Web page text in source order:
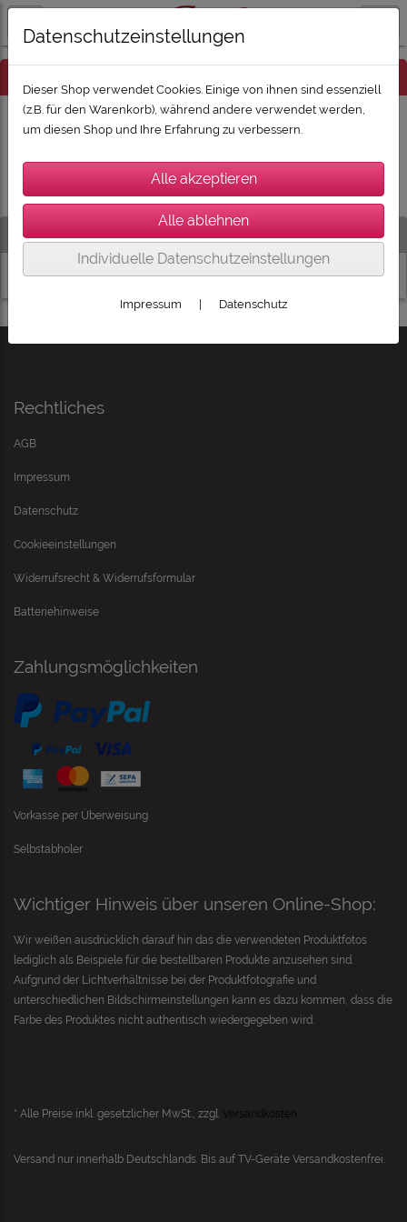
Rechtliches
AGB
Impressum
Datenschutz
Cookieeinstellungen
Widerrufsrecht & Widerrufsformular
Batteriehinweise
Zahlungsmöglichkeiten
Vorkasse per Überweisung
Selbstabholer
Wichtiger Hinweis über unseren Online-Shop:
Wir weißen ausdrücklich darauf hin das die verwendeten Produktfotos
lediglich als Beispiele für die bestellbaren Produkte anzusehen sind.
Aufgrund der Lichtverhältnisse bei der Produktfotografie und
unterschiedlichen Bildschirmeinstellungen kann es dazu kommen, dass die
Farbe des Produktes nicht authentisch wiedergegeben wird.
* Alle Preise inkl. gesetzlicher MwSt., zzgl. Versandkosten
Versand nur innerhalb Deutschlands. Bis auf TV-Geräte Versandkostenfrei.
Datenschutzeinstellungen
Dieser Shop verwendet Cookies. Einige von ihnen sind essenziell
(z.B. für den Warenkorb), während andere verwendet werden,
um diesen Shop und Ihre Erfahrung zu verbessern.
Individuelle Datenschutzeinstellungen
Impressum Datenschutz